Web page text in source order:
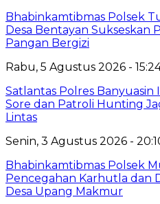
Bhabinkamtibmas Polsek
Desa Bentayan Sukseskan
Pangan Bergizi
Rabu, 5 Agustus 2026 -
Satlantas Polres
Sore dan Patroli Hunting
Lintas
Senin, 3 Agustus 2026 -
Bhabinkamtibmas Polsek
Pencegahan Karhutla dan
Desa Upang Makmur